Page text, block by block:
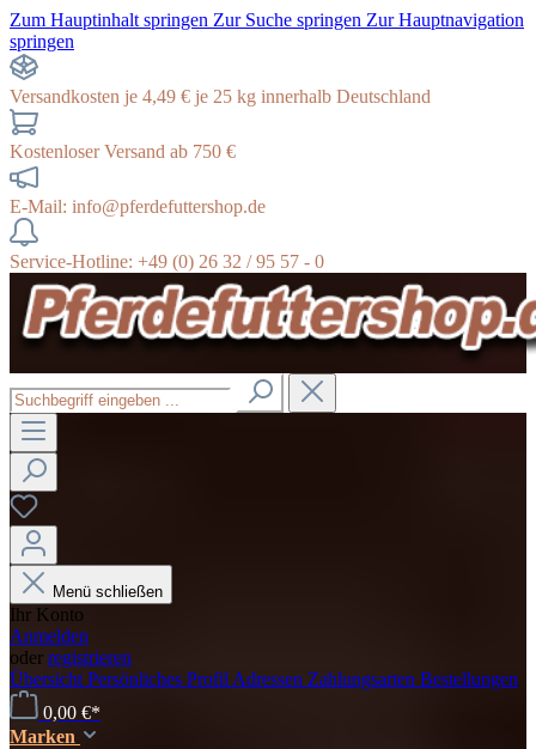
Zum Hauptinhalt springen Zur Suche springen Zur Hauptnavigation
springen
Versandkosten je 4,49 € je 25 kg innerhalb Deutschland
Kostenloser Versand ab 750 €
E-Mail: info@pferdefuttershop.de
Service-Hotline: +49 (0) 26 32 / 95 57 - 0
Menü schließen
Ihr Konto
Anmelden
oder registrieren
Übersicht Persönliches Profil Adressen Zahlungsarten Bestellungen
0,00 €*
Marken